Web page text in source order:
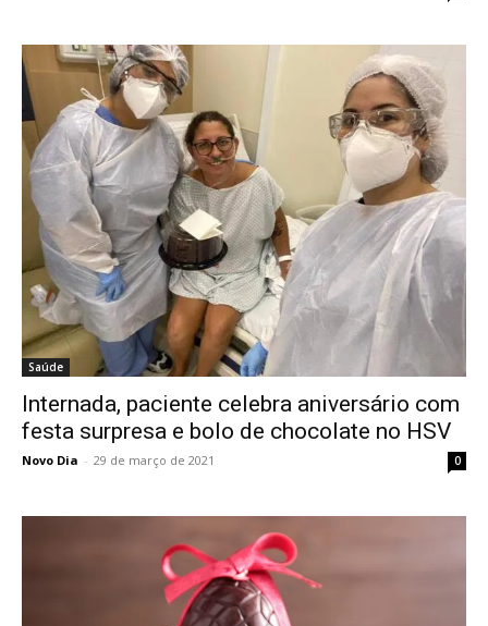
Saúde
Internada, paciente celebra aniversário com
festa surpresa e bolo de chocolate no HSV
Novo Dia - 29 de março de 2021 0